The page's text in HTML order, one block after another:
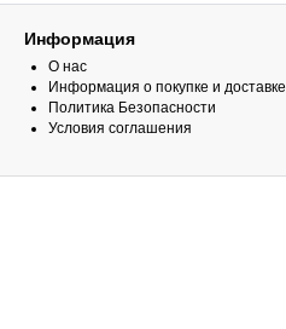
Информация
О нас
Информация о покупке и доставке
Политика Безопасности
Условия соглашения